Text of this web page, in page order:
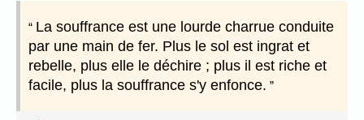
La souffrance est une lourde charrue conduite
par une main de fer. Plus le sol est ingrat et
rebelle, plus elle le déchire ; plus il est riche et
facile, plus la souffrance s'y enfonce.